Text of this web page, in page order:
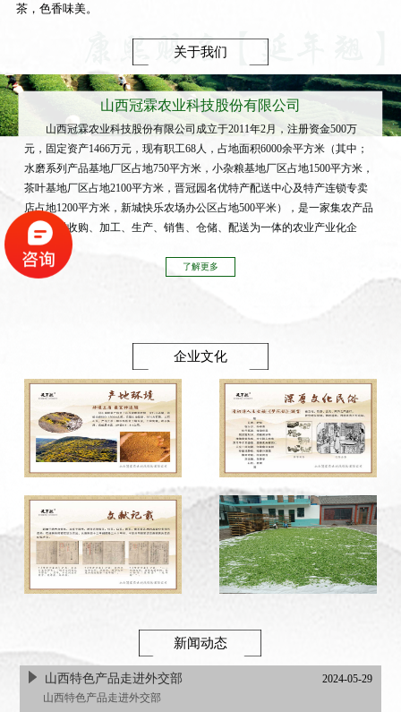
茶，色香味美。
关于我们
山西冠霖农业科技股份有限公司
山西冠霖农业科技股份有限公司成立于2011年2月，注册资金500万
元，固定资产1466万元，现有职工68人，占地面积6000余平方米（其中；
水磨系列产品基地厂区占地750平方米，小杂粮基地厂区占地1500平方米，
茶叶基地厂区占地2100平方米，晋冠园名优特产配送中心及特产连锁专卖
店占地1200平方米，新城快乐农场办公区占地500平米），是一家集农产品
及中药材收购、加工、生产、销售、仓储、配送为一体的农业产业化企
业。
了解更多
企业文化
新闻动态
山西特色产品走进外交部
2024-05-29
山西特色产品走进外交部